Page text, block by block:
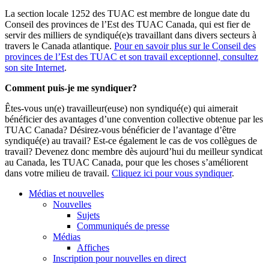
La section locale 1252 des TUAC est membre de longue date du
Conseil des provinces de l’Est des TUAC Canada, qui est fier de
servir des milliers de syndiqué(e)s travaillant dans divers secteurs à
travers le Canada atlantique. Pour en savoir plus sur le Conseil des
provinces de l’Est des TUAC et son travail exceptionnel, consultez
son site Internet.
Comment puis-je me syndiquer?
Êtes-vous un(e) travailleur(euse) non syndiqué(e) qui aimerait
bénéficier des avantages d’une convention collective obtenue par les
TUAC Canada? Désirez-vous bénéficier de l’avantage d’être
syndiqué(e) au travail? Est-ce également le cas de vos collègues de
travail? Devenez donc membre dès aujourd’hui du meilleur syndicat
au Canada, les TUAC Canada, pour que les choses s’améliorent
dans votre milieu de travail. Cliquez ici pour vous syndiquer.
Médias et nouvelles
Nouvelles
Sujets
Communiqués de presse
Médias
Affiches
Inscription pour nouvelles en direct